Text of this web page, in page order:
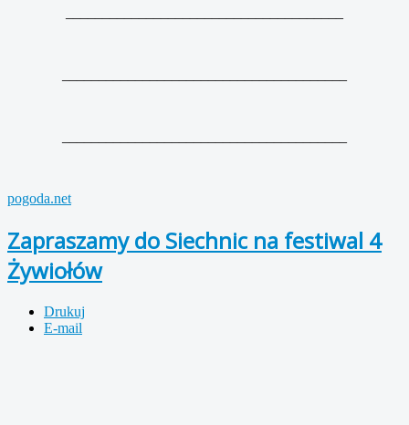
pogoda.net
Zapraszamy do Siechnic na festiwal 4
Żywiołów
Drukuj
E-mail